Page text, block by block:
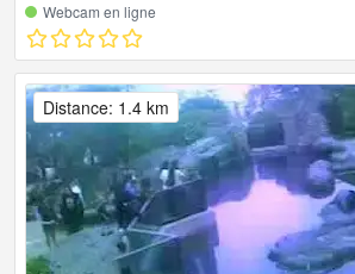
Webcam en ligne
Distance: 1.4 km